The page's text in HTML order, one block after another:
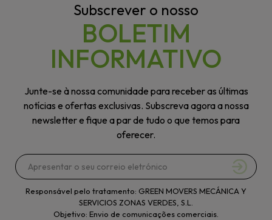
Subscrever o nosso
BOLETIM
INFORMATIVO
Junte-se à nossa comunidade para receber as últimas
notícias e ofertas exclusivas. Subscreva agora a nossa
newsletter e fique a par de tudo o que temos para
oferecer.
Responsável pelo tratamento: GREEN MOVERS MECÁNICA Y
SERVICIOS ZONAS VERDES, S.L.
Objetivo: Envio de comunicações comerciais.